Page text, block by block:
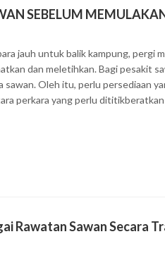
SEBELUM
jauh untuk balik kampung, pergi
dan meletihkan. Bagi pesakit
Oleh itu, perlu persediaan
perkara yang perlu
Rawatan Sawan Secara